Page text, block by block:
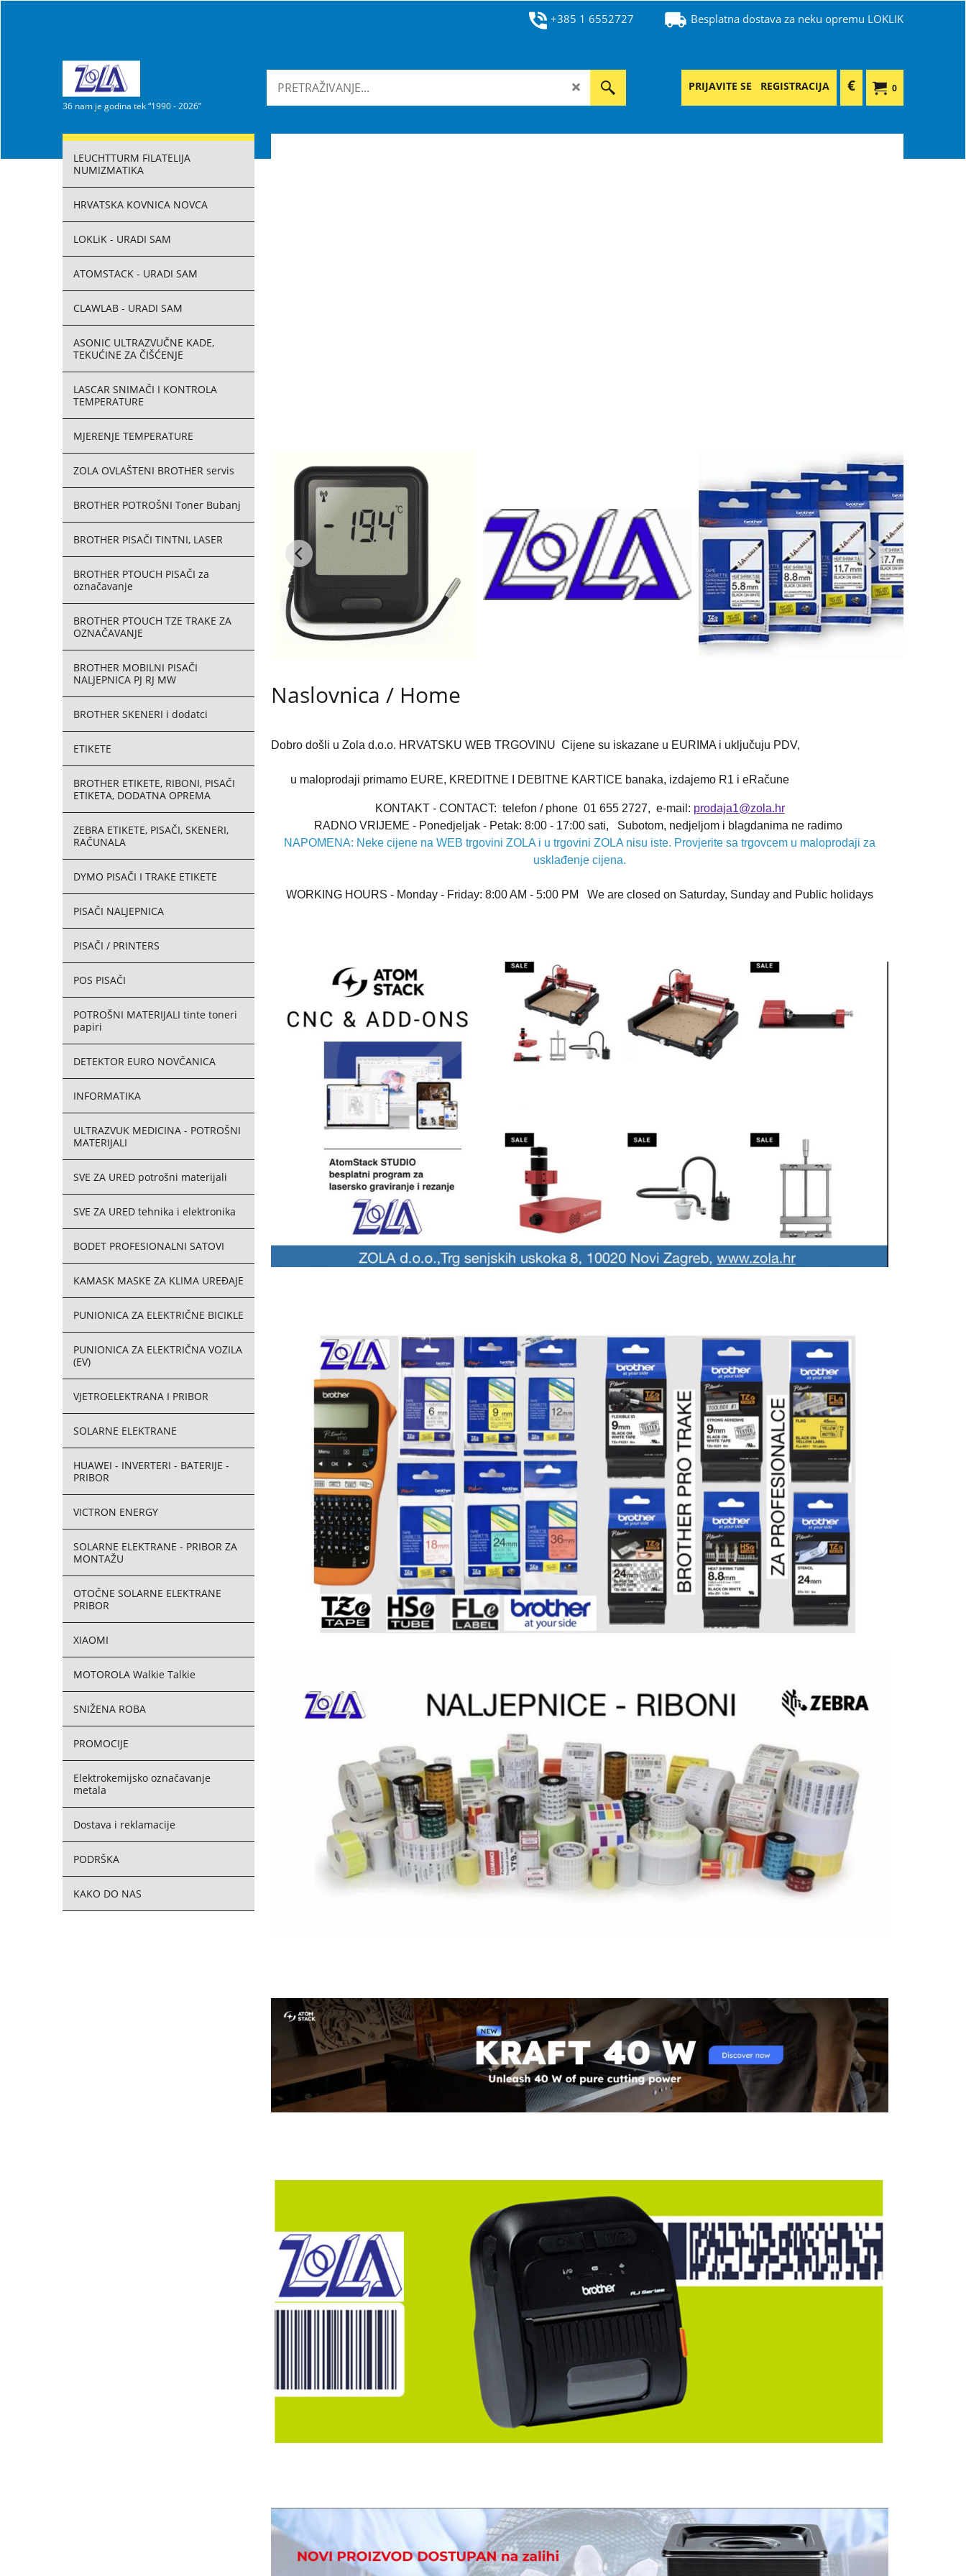
+385 1 6552727 Besplatna dostava za neku opremu LOKLIK
36 nam je godina tek “1990 - 2026”
0
€
PRIJAVITE SE REGISTRACIJA
LEUCHTTURM FILATELIJA
NUMIZMATIKA
HRVATSKA KOVNICA NOVCA
LOKLiK - URADI SAM
ATOMSTACK - URADI SAM
CLAWLAB - URADI SAM
ASONIC ULTRAZVUČNE KADE,
TEKUĆINE ZA ČIŠĆENJE
LASCAR SNIMAČI I KONTROLA
TEMPERATURE
MJERENJE TEMPERATURE
ZOLA OVLAŠTENI BROTHER servis
BROTHER POTROŠNI Toner Bubanj
BROTHER PISAČI TINTNI, LASER
BROTHER PTOUCH PISAČI za
označavanje
BROTHER PTOUCH TZE TRAKE ZA
OZNAČAVANJE
BROTHER MOBILNI PISAČI
NALJEPNICA PJ RJ MW
BROTHER SKENERI i dodatci
ETIKETE
BROTHER ETIKETE, RIBONI, PISAČI
ETIKETA, DODATNA OPREMA
ZEBRA ETIKETE, PISAČI, SKENERI,
RAČUNALA
DYMO PISAČI I TRAKE ETIKETE
PISAČI NALJEPNICA
PISAČI / PRINTERS
POS PISAČI
POTROŠNI MATERIJALI tinte toneri
papiri
DETEKTOR EURO NOVČANICA
INFORMATIKA
ULTRAZVUK MEDICINA - POTROŠNI
MATERIJALI
SVE ZA URED potrošni materijali
SVE ZA URED tehnika i elektronika
BODET PROFESIONALNI SATOVI
KAMASK MASKE ZA KLIMA UREĐAJE
PUNIONICA ZA ELEKTRIČNE BICIKLE
PUNIONICA ZA ELEKTRIČNA VOZILA
(EV)
VJETROELEKTRANA I PRIBOR
SOLARNE ELEKTRANE
HUAWEI - INVERTERI - BATERIJE -
PRIBOR
VICTRON ENERGY
SOLARNE ELEKTRANE - PRIBOR ZA
MONTAŽU
OTOČNE SOLARNE ELEKTRANE
PRIBOR
XIAOMI
MOTOROLA Walkie Talkie
SNIŽENA ROBA
PROMOCIJE
Elektrokemijsko označavanje
metala
Dostava i reklamacije
PODRŠKA
KAKO DO NAS
Naslovnica / Home
Dobro došli u Zola d.o.o. HRVATSKU WEB TRGOVINU Cijene su iskazane u EURIMA i uključuju PDV,
u maloprodaji primamo EURE, KREDITNE I DEBITNE KARTICE banaka, izdajemo R1 i eRačune
KONTAKT - CONTACT: telefon / phone 01 655 2727, e-mail: prodaja1@zola.hr
RADNO VRIJEME - Ponedjeljak - Petak: 8:00 - 17:00 sati, Subotom, nedjeljom i blagdanima ne radimo
NAPOMENA: Neke cijene na WEB trgovini ZOLA i u trgovini ZOLA nisu iste. Provjerite sa trgovcem u maloprodaji za
usklađenje cijena.
WORKING HOURS - Monday - Friday: 8:00 AM - 5:00 PM We are closed on Saturday, Sunday and Public holidays